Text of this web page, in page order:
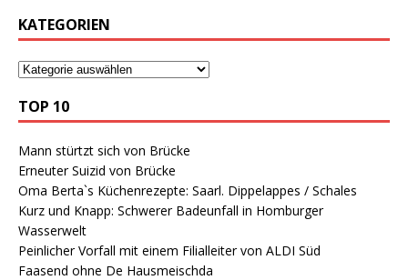
KATEGORIEN
TOP 10
Mann stürtzt sich von Brücke
Erneuter Suizid von Brücke
Oma Berta`s Küchenrezepte: Saarl. Dippelappes / Schales
Kurz und Knapp: Schwerer Badeunfall in Homburger
Wasserwelt
Peinlicher Vorfall mit einem Filialleiter von ALDI Süd
Faasend ohne De Hausmeischda